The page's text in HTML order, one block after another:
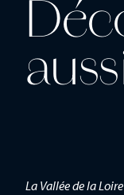
La Vallée de la